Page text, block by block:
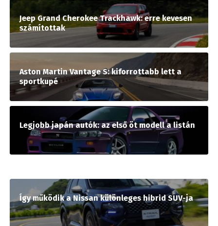
Jeep Grand Cherokee Trackhawk: erre kevesen
számítottak
Aston Martin Vantage S: kiforrottabb lett a
sportkupé
Legjobb japán autók: az első öt modell a listán
Így működik a Nissan különleges hibrid SUV-ja